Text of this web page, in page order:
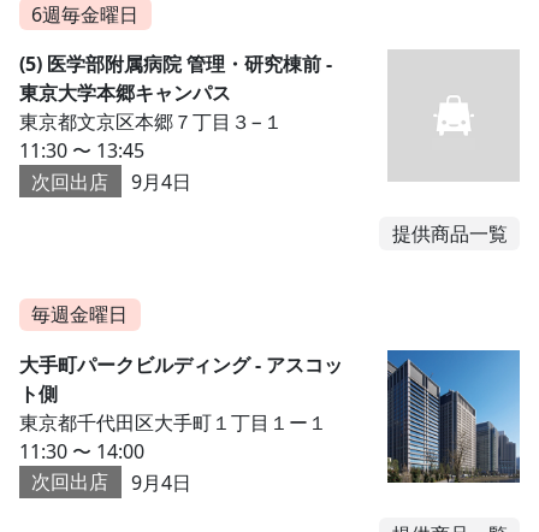
6週毎金曜日
(5) 医学部附属病院 管理・研究棟前 -
東京大学本郷キャンパス
東京都文京区本郷７丁目３−１
11:30 〜 13:45
次回出店
9月4日
提供商品一覧
毎週金曜日
大手町パークビルディング - アスコッ
ト側
東京都千代田区大手町１丁目１ー１
11:30 〜 14:00
次回出店
9月4日